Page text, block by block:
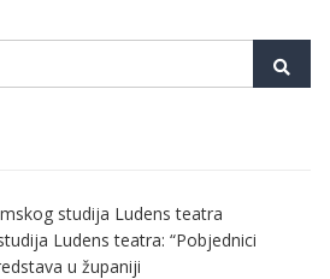
studija Ludens teatra
Ludens teatra: “Pobjednici
u županiji